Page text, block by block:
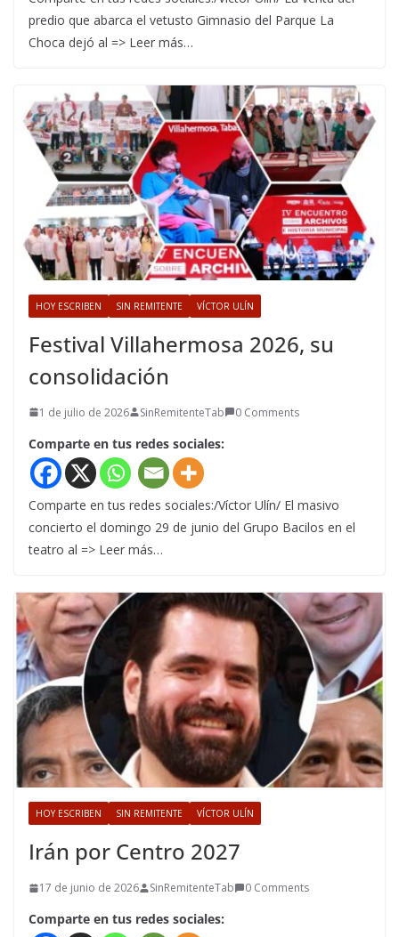
predio que abarca el vetusto Gimnasio del Parque La
Choca dejó al => Leer más…
HOY ESCRIBEN SIN REMITENTE VÍCTOR ULÍN
Festival Villahermosa 2026, su
consolidación
1 de julio de 2026 SinRemitenteTab 0 Comments
Comparte en tus redes sociales:
Comparte en tus redes sociales:/Víctor Ulín/ El masivo
concierto el domingo 29 de junio del Grupo Bacilos en el
teatro al => Leer más…
HOY ESCRIBEN SIN REMITENTE VÍCTOR ULÍN
Irán por Centro 2027
17 de junio de 2026 SinRemitenteTab 0 Comments
Comparte en tus redes sociales: